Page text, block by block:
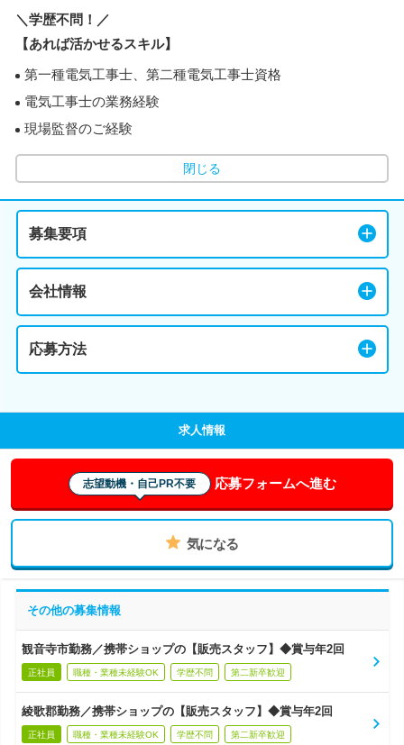
＼学歴不問！／
【あれば活かせるスキル】
第一種電気工事士、第二種電気工事士資格
電気工事士の業務経験
現場監督のご経験
閉じる
募集要項
会社情報
応募方法
求人情報
志望動機・自己PR不要 応募フォームへ進む
気になる
その他の募集情報
観音寺市勤務／携帯ショップの【販売スタッフ】◆賞与年2回
正社員 職種・業種未経験OK 学歴不問 第二新卒歓迎
綾歌郡勤務／携帯ショップの【販売スタッフ】◆賞与年2回
正社員 職種・業種未経験OK 学歴不問 第二新卒歓迎